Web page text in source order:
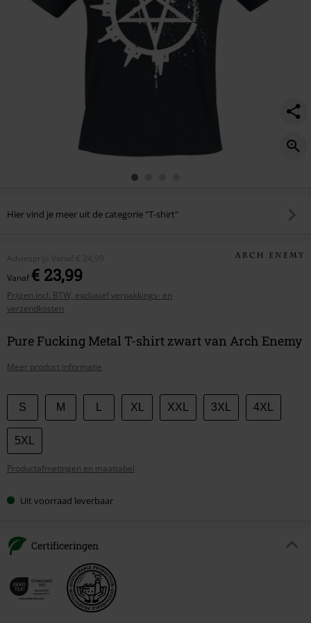
Hier vind je meer uit de categorie "T-shirt"
Adviesprijs Vanaf € 24,99
Vanaf€ 23,99
Prijzen incl. BTW, exclusief verpakkings- en
verzendkosten
Pure Fucking Metal T-shirt zwart van Arch Enemy
Meer product informatie
Kies
je
maat
S M XL XXL 3XL 4XL
5XL
Productafmetingen en maattabel
Uit voorraad leverbaar
Certificeringen